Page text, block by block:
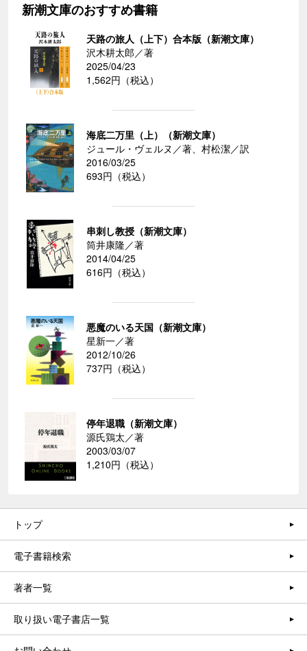
新潮文庫のおすすめ書籍
天路の旅人（上下）合本版（新潮文庫）
沢木耕太郎／著
2025/04/23
1,562円（税込）
海底二万里（上）（新潮文庫）
ジュール・ヴェルヌ／著、村松潔／訳
2016/03/25
693円（税込）
串刺し教授（新潮文庫）
筒井康隆／著
2014/04/25
616円（税込）
悪魔のいる天国（新潮文庫）
星新一／著
2012/10/26
737円（税込）
停年退職（新潮文庫）
源氏鶏太／著
2003/03/07
1,210円（税込）
トップ
電子書籍検索
著者一覧
取り扱い電子書店一覧